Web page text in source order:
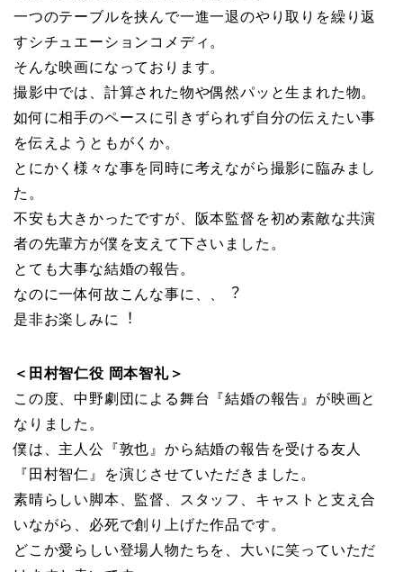
⼀つのテーブルを挟んで⼀進⼀退のやり取りを繰り返
すシチュエーションコメディ。
そんな映画になっております。
撮影中では、計算された物や偶然パッと⽣まれた物。
如何に相⼿のペースに引きずられず⾃分の伝えたい事
を伝えようともがくか。
とにかく様々な事を同時に考えながら撮影に臨みまし
た。
不安も⼤きかったですが、阪本監督を初め素敵な共演
者の先輩⽅が僕を⽀えて下さいました。
とても⼤事な結婚の報告。
なのに⼀体何故こんな事に、、︖
是⾮お楽しみに︕
＜⽥村智仁役 岡本智礼＞
この度、中野劇団による舞台『結婚の報告』が映画と
なりました。
僕は、主⼈公『敦也』から結婚の報告を受ける友⼈
『⽥村智仁』を演じさせていただきました。
素晴らしい脚本、監督、スタッフ、キャストと⽀え合
いながら、必死で創り上げた作品です。
どこか愛らしい登場⼈物たちを、⼤いに笑っていただ